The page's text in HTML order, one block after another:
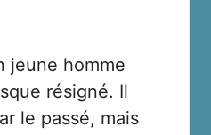
jeune homme
résigné. Il
le passé, mais